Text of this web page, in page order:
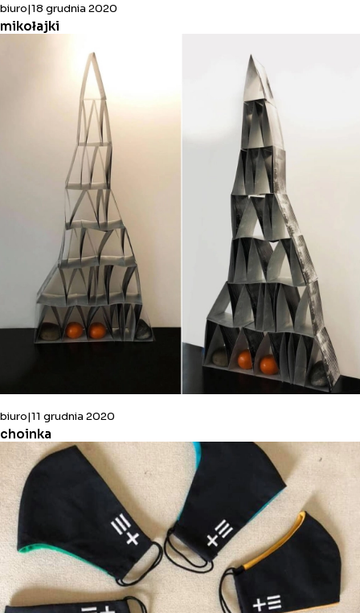
biuro 18 grudnia 2020
mikołajki
biuro 11 grudnia 2020
choinka